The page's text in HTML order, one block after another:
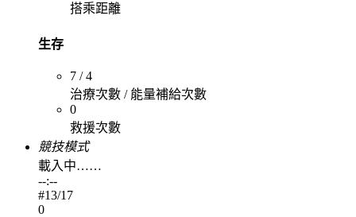
搭乘距離
生存
7 / 4
治療次數 / 能量補給次數
0
救援次數
競技模式
載入中……
--:--
#13/17
0